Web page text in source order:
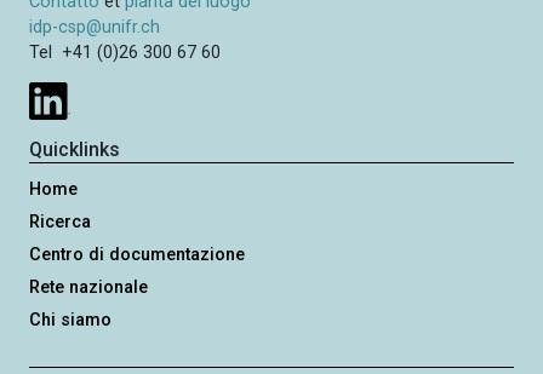
e
v
idp-csp@unifr.ch
Tel +41 (0)26 300 67 60
Quicklinks
Home
Ricerca
Centro di documentazione
Rete nazionale
Chi siamo